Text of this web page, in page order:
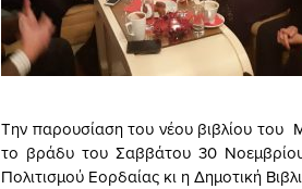
Την παρουσίαση του νέου βιβλίου του
το βράδυ του Σαββάτου 30
Πολιτισμού Εορδαίας κι η Δημοτική